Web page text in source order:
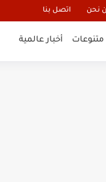
نحن اتصل بنا
متنوعات أخبار عالمية